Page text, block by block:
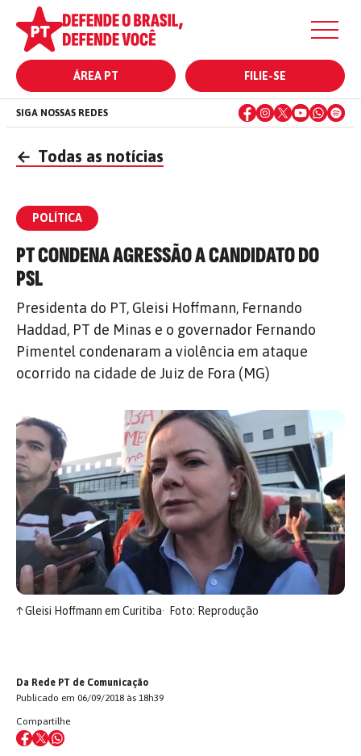
ÁREA PT FILIE-SE
SIGA NOSSAS REDES
← Todas as notícias
POLÍTICA
PT CONDENA AGRESSÃO A CANDIDATO DO
PSL
Presidenta do PT, Gleisi Hoffmann, Fernando
Haddad, PT de Minas e o governador Fernando
Pimentel condenaram a violência em ataque
ocorrido na cidade de Juiz de Fora (MG)
↑Gleisi Hoffmann em Curitiba Foto: Reprodução
Da Rede PT de Comunicação
Publicado em 06/09/2018 às 18h39
Compartilhe